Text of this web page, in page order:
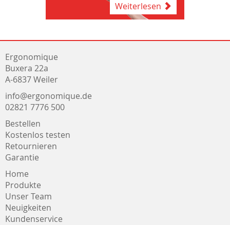
Weiterlesen
Ergonomique
Buxera 22a
A-6837 Weiler
info@ergonomique.de
02821 7776 500
Bestellen
Kostenlos testen
Retournieren
Garantie
Home
Produkte
Unser Team
Neuigkeiten
Kundenservice